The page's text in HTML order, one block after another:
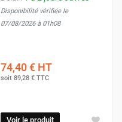
Disponibilité vérifiée le
07/08/2026 à 01h08
74,40 € HT
soit 89,28 € TTC
Voir le produit